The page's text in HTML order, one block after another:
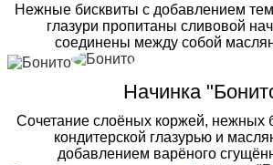
Нежные бисквиты с добавлением
глазури пропитаны сливовой
соединены между собой
Начинка
Сочетание слоёных коржей, нежных
кондитерской глазурью и
добавлением варёного